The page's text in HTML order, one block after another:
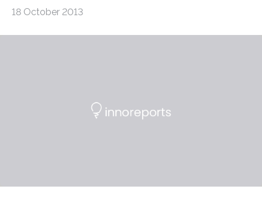
18 October 2013